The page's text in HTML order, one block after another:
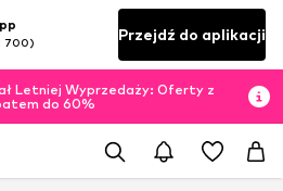
700) Przejdź do aplikacji
Letniej Wyprzedaży: Oferty z
do 60%